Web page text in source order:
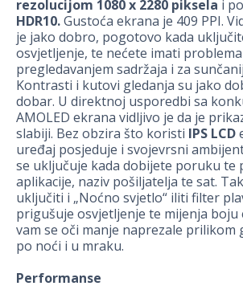
rezolucijom 1080 x 2280 piksela i
HDR10.Gustoća ekrana je 409 PPI.
je jako dobro, pogotovo kada
osvjetljenje, te nećete imati
pregledavanjem sadržaja i za
Kontrasti i kutovi gledanja su jako
dobar. U direktnoj usporedbi sa
AMOLED ekrana vidljivo je da je
slabiji. Bez obzira što koristi IPS LCD
uređaj posjeduje i svojevrsni
se uključuje kada dobijete poruku te
aplikacije, naziv pošiljatelja te sat.
uključiti i „Noćno svjetlo“ iliti filter
prigušuje osvjetljenje te mijenja boju
vam se oči manje naprezale prilikom
po noći i u mraku.
Performanse